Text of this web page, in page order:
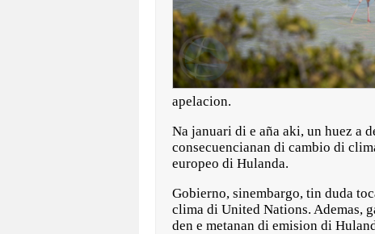
apelacion.
Na januari di e aña aki, un huez a
consecuencianan di cambio di
europeo di Hulanda.
Gobierno, sinembargo, tin duda
clima di United Nations. Ademas,
den e metanan di emision di